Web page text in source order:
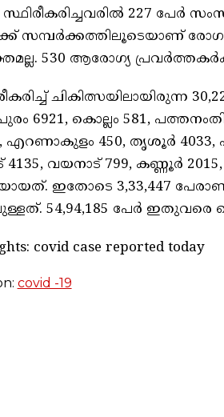
227 പേര്‍
സമ്പര്‍ക്കത്തിലൂടെയാണ്
530 ആരോഗ്യ
ചികിത്സയിലായിരുന്ന
6921, കൊല്ലം 581,
എറണാകുളം 450, തൃശൂര്‍ 4033,
4135, വയനാട് 799, കണ്ണൂര്‍
ഇതോടെ 3,33,447 പേരാണ്
54,94,185 പേര്‍ ഇതുവരെ
covid case reported today
covid -19